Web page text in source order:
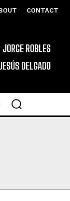
CONTACT
ROBLES
DELGADO